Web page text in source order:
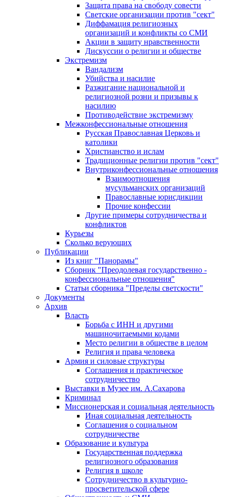
Защита права на свободу совести
Светские организации против "сект"
Диффамация религиозных
организаций и конфликты со СМИ
Акции в защиту нравственности
Дискуссии о религии и обществе
Экстремизм
Вандализм
Убийства и насилие
Разжигание национальной и
религиозной розни и призывы к
насилию
Противодействие экстремизму
Межконфессиональные отношения
Русская Православная Церковь и
католики
Христианство и ислам
Традиционные религии против "сект"
Внутриконфессиональные отношения
Взаимоотношения
мусульманских организаций
Православные юрисдикции
Прочие конфессии
Другие примеры сотрудничества и
конфликтов
Курьезы
Сколько верующих
Публикации
Из книг "Панорамы"
Сборник "Преодолевая государственно -
конфессиональные отношения"
Статьи сборника "Пределы светскости"
Документы
Архив
Власть
Борьба с ИНН и другими
машиночитаемыми кодами
Место религии в обществе в целом
Религия и права человека
Армия и силовые структуры
Соглашения и практическое
сотрудничество
Выставки в Музее им. А.Сахарова
Криминал
Миссионерская и социальная деятельность
Иная социальная деятельность
Соглашения о социальном
сотрудничестве
Образование и культура
Государственная поддержка
религиозного образования
Религия в школе
Сотрудничество в культурно-
просветительской сфере